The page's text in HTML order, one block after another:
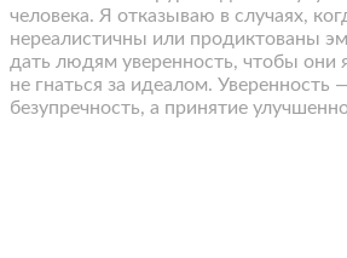
человека. Я отказываю в случаях,
нереалистичны или продиктованы
дать людям уверенность, чтобы они
не гнаться за идеалом. Уверенность
безупречность, а принятие